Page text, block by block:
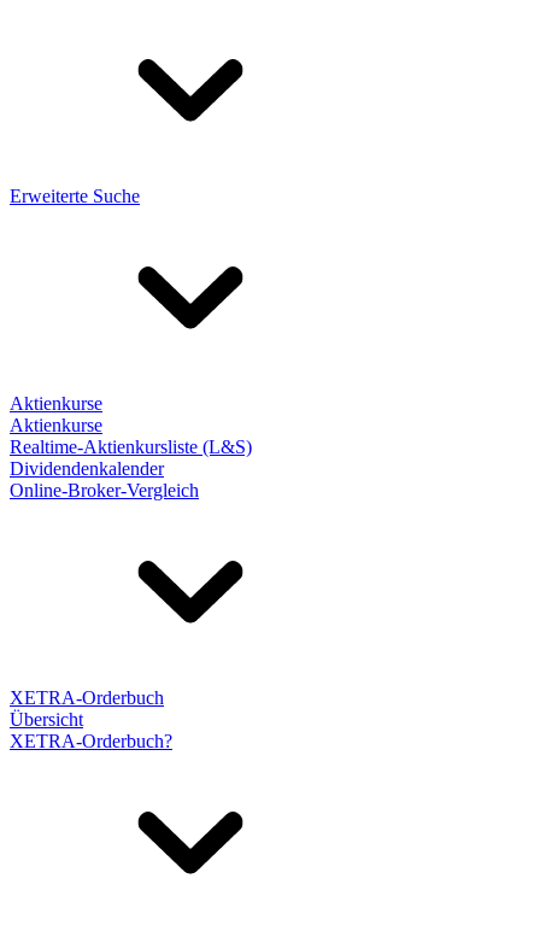
Erweiterte Suche
Aktienkurse
Aktienkurse
Realtime-Aktienkursliste (L&S)
Dividendenkalender
Online-Broker-Vergleich
XETRA-Orderbuch
Übersicht
XETRA-Orderbuch?